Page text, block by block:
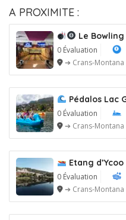
A PROXIMITE :
Le Bowling
0 Évaluation
➔ Crans-Montana
Pédalos Lac
0 Évaluation
➔ Crans-Montana
Etang d’Ycoo
0 Évaluation
➔ Crans-Montana